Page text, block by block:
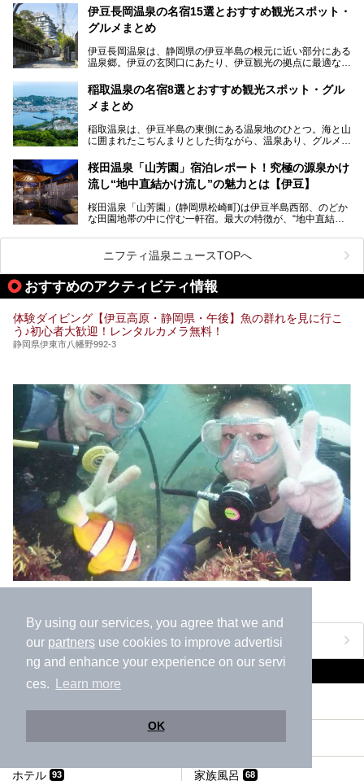
By using our services, you agree that we and
our partners use cookies to improve advertisi
ng and enhance your experience on our servi
ces.
Learn more
OK
館」、「RED 28 HOTEL」がリニューアル。さらにこのあ
とグランピング施設のGRAX EARTH FIELD（グラックスア
ースフィールド）、大型屋内アミューズメント施設のPLEA
予定。
ャー施設など、現在リニューアルオープンしている施設を中
心に、家族連れでも大人だけでも、おひとりさまでも多彩な
楽しみ方ができる「プレジャーリゾート 伊豆赤沢温泉」を
───
この記事はプレジャーリゾート 伊豆赤沢温泉のPR記事で
す。
伊豆長岡温泉の名宿15選とおすすめ観光スポット・
グルメまとめ
伊豆長岡温泉は、静岡県の伊豆半島の根元に近い部分にある
温泉郷。伊豆の玄関口にあたり、伊豆観光の拠点に最適な立
ちろん日帰りでも楽しめるのが魅力です。
この記事では、伊豆長岡温泉の歴史や魅力、おすすめの宿を
る温泉施設も紹介します！
稲取温泉の名宿8選とおすすめ観光スポット・グル
メまとめ
稲取温泉は、伊豆半島の東側にある温泉地のひとつ。海と山
に囲まれたこぢんまりとした街ながら、温泉あり、グルメあ
京からは約2時間30分、直通電車もありアクセスしやすいの
もうれしいところ。
入れる温泉施設、チェックしたい観光スポットやアクティビ
ティなどを一挙にまとめピックアップ。伊豆稲取温泉を訪れ
桜田温泉「山芳園」宿泊レポート！究極の源泉かけ
流し“地中直結かけ流し”の魅力とは【伊豆】
桜田温泉「山芳園」(静岡県松崎町)は伊豆半島西部、のどか
な田園地帯の中に佇む一軒宿。最大の特徴が、“地中直結か
地下に眠る源泉を加水・加温・消毒無し、さらには途中過程
で空気にも触れさせることなく浴槽まで提供。「究極の源泉
かけ流し」と言っても決して過言ではありません。
今回、桜田温泉「山芳園」の“温泉”を中心に、その魅力を詳
細レポート。また口コミの評判も非常に高い宿であり、客室
や食事も併せて徹底紹介します！
ニフティ温泉ニュースTOPへ
おすすめのアクティビティ情報
体験ダイビング【伊豆高原・静岡県・午後】魚の群れを見に行こ
う♪初心者大歓迎！レンタルカメラ無料！
静岡県伊東市八幡野992-3
おすすめのアクティビティをもっと見る
伊豆高原の人気テーマから探す
ホテル 93 家族風呂 68